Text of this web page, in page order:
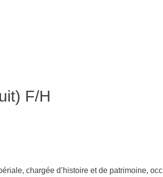
F/H
chargée d’histoire et de patrimoine,